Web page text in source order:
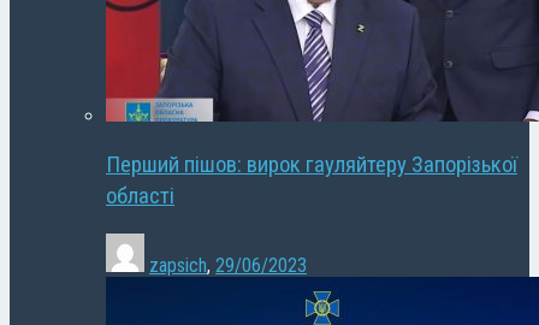
Перший пішов: вирок гауляйтеру Запорізької
області
zapsich, 29/06/2023